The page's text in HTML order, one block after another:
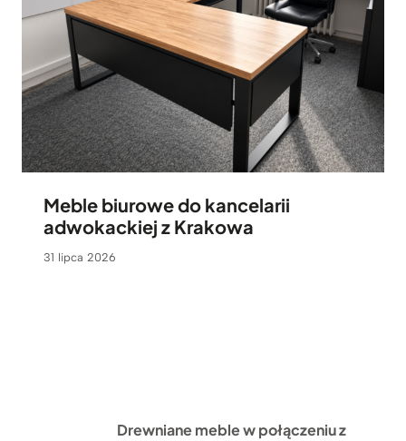
Meble biurowe do kancelarii
adwokackiej z Krakowa
31 lipca 2026
Drewniane meble w połączeniu z